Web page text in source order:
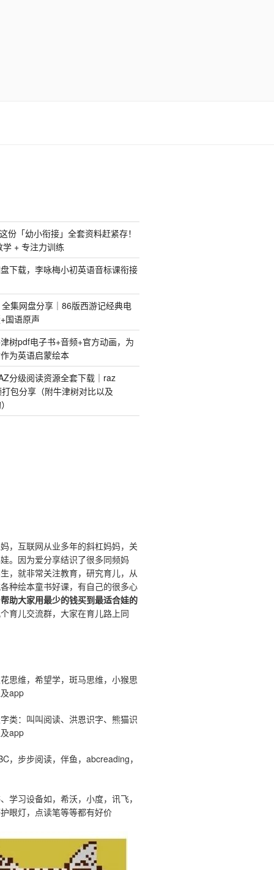
份「幼小衔接」全套资料赶紧存！
+ 专注力训练
下载，李咏梅小初英语音标课衔接
集网盘分享｜86版西游记经典电
国语原声
津树pdf电子书+音频+官方动画，为
为英语启蒙绘本
分级阅读资源全套下载｜raz
包分享（附牛津树对比以及
，互联网从业多年的斜杠妈妈，关
。因为爱分享结识了很多同频妈
，就非常关注教育，研究育儿，从
种绘本童书好课，有自己的很多心
帮助大家用最少的钱买到最适合娃的
育儿交流群，大家在育儿路上同
思维，希望学，斑马思维，小猴思
app
类：叫叫阅读、洪恩识字、熊猫识
app
，步步阅读，伴鱼，abcreading，
学习设备如，希沃，小度，讯飞，
眼灯，点读笔等等都有好价